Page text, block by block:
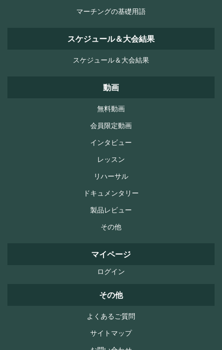
マーチングの基礎用語
スケジュール＆大会結果
スケジュール＆大会結果
動画
無料動画
会員限定動画
インタビュー
レッスン
リハーサル
ドキュメンタリー
製品レビュー
その他
マイページ
ログイン
その他
よくあるご質問
サイトマップ